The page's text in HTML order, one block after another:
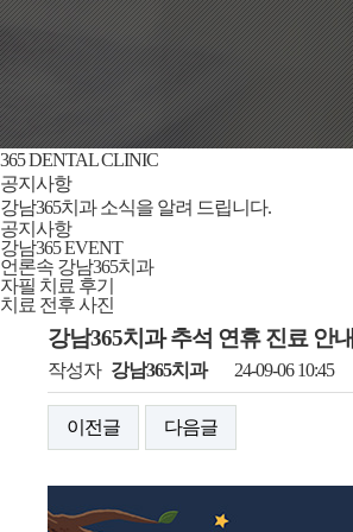
365 DENTAL CLINIC
공지사항
강남365치과 소식을 알려 드립니다.
공지사항
강남365 EVENT
언론속 강남365치과
자필 치료 후기
치료 전후 사진
강남365치과 추석 연휴 진료 안내
작성자 강남365치과 24-09-06 10:45
이전글 다음글